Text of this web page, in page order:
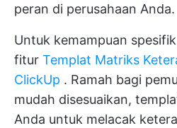
peran di perusahaan Anda.
Untuk kemampuan
fitur Templat Matriks
ClickUp . Ramah bagi
mudah disesuaikan,
Anda untuk melacak